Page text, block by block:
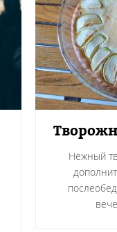
Нежный